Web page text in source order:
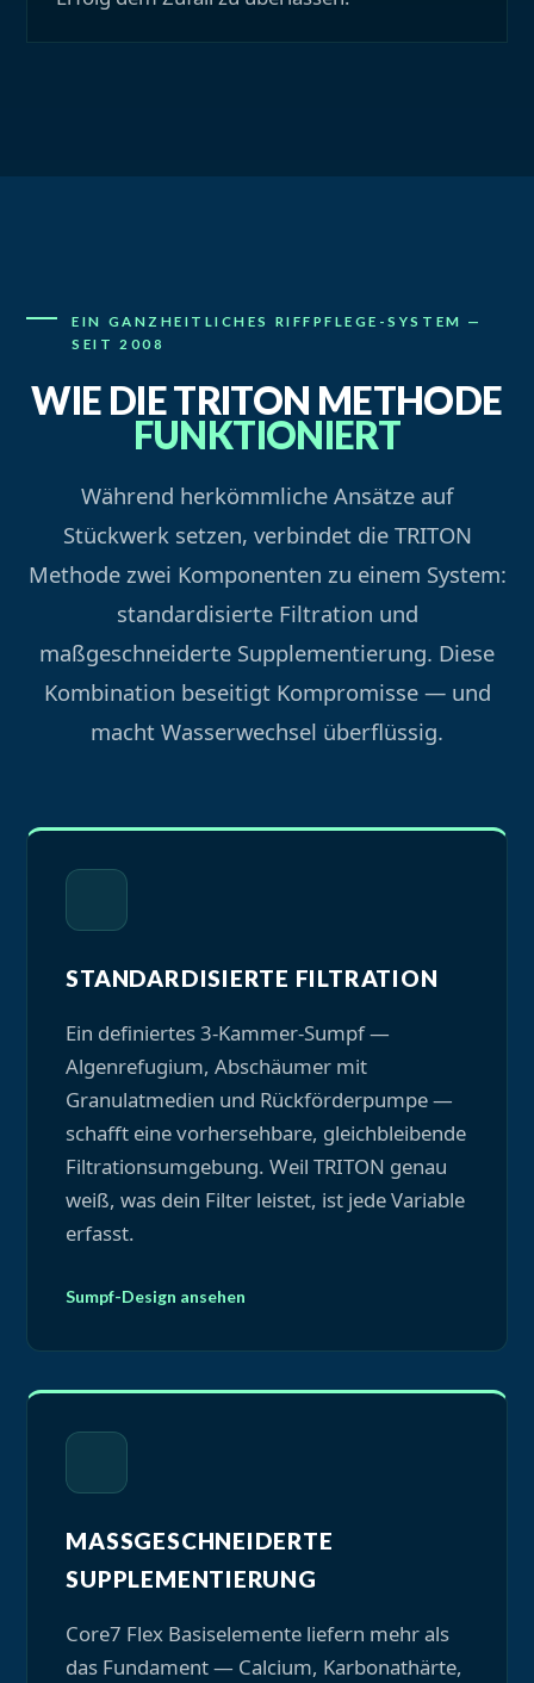
EIN GANZHEITLICHES RIFFPFLEGE-SYSTEM —
SEIT 2008
WIE DIE TRITON METHODE
FUNKTIONIERT
Während herkömmliche Ansätze auf
Stückwerk setzen, verbindet die TRITON
Methode zwei Komponenten zu einem System:
standardisierte Filtration und
maßgeschneiderte Supplementierung. Diese
Kombination beseitigt Kompromisse — und
macht Wasserwechsel überflüssig.
STANDARDISIERTE FILTRATION
Ein definiertes 3-Kammer-Sumpf —
Algenrefugium, Abschäumer mit
Granulatmedien und Rückförderpumpe —
schafft eine vorhersehbare, gleichbleibende
Filtrationsumgebung. Weil TRITON genau
weiß, was dein Filter leistet, ist jede Variable
erfasst.
Sumpf-Design ansehen
MASSGESCHNEIDERTE S
UPPLEMENTIERUNG
Core7 Flex Basiselemente liefern mehr als
das Fundament — Calcium, Karbonathärte,